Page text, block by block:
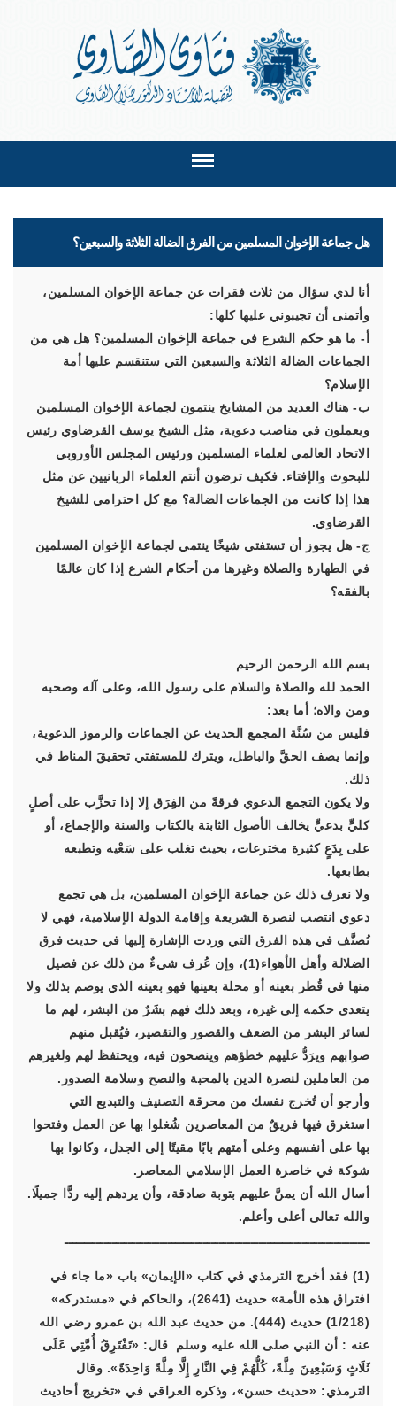
هل جماعة الإخوان المسلمين من الفرق الضالة الثلاثة والسبعين؟
أنا لدي سؤال من ثلاث فقرات عن جماعة الإخوان المسلمين،
وأتمنى أن تجيبوني عليها كلها:
أ- ما هو حكم الشرع في جماعة الإخوان المسلمين؟ هل هي من
الجماعات الضالة الثلاثة والسبعين التي ستنقسم عليها أمة
الإسلام؟
ب- هناك العديد من المشايخ ينتمون لجماعة الإخوان المسلمين
ويعملون في مناصب دعوية، مثل الشيخ يوسف القرضاوي رئيس
الاتحاد العالمي لعلماء المسلمين ورئيس المجلس الأوروبي
للبحوث والإفتاء. فكيف ترضون أنتم العلماء الربانيين عن مثل
هذا إذا كانت من الجماعات الضالة؟ مع كل احترامي للشيخ
القرضاوي.
ج- هل يجوز أن تستفتي شيخًا ينتمي لجماعة الإخوان المسلمين
في الطهارة والصلاة وغيرها من أحكام الشرع إذا كان عالمًا
بالفقه؟
بسم الله الرحمن الرحيم
الحمد لله والصلاة والسلام على رسول الله، وعلى آله وصحبه
ومن والاه؛ أما بعد:
فليس من سُنَّة المجمع الحديث عن الجماعات والرموز الدعوية،
وإنما يصف الحقَّ والباطل، ويترك للمستفتي تحقيقَ المناط في
ذلك.
ولا يكون التجمع الدعوي فرقةً من الفِرَق إلا إذا تحزَّب على أصلٍ
كليٍّ بدعيٍّ يخالف الأصول الثابتة بالكتاب والسنة والإجماع، أو
على بِدَعٍ كثيرة مخترعات، بحيث تغلب على سَعْيه وتطبعه
بطابعها.
ولا نعرف ذلك عن جماعة الإخوان المسلمين، بل هي تجمع
دعوي انتصب لنصرة الشريعة وإقامة الدولة الإسلامية، فهي لا
تُصنَّف في هذه الفرق التي وردت الإشارة إليها في حديث فرق
الضلالة وأهل الأهواء(1)، وإن عُرف شيءٌ من ذلك عن فصيل
منها في قُطر بعينه أو محلة بعينها فهو بعينه الذي يوصم بذلك ولا
يتعدى حكمه إلى غيره، وبعد ذلك فهم بشَرٌ من البشر، لهم ما
لسائر البشر من الضعف والقصور والتقصير، فيُقبل منهم
صوابهم ويرَدُّ عليهم خطؤهم وينصحون فيه، ويحتفظ لهم ولغيرهم
من العاملين لنصرة الدين بالمحبة والنصح وسلامة الصدور.
وأرجو أن تُخرج نفسك من محرقة التصنيف والتبديع التي
استغرق فيها فريقٌ من المعاصرين شُغلوا بها عن العمل وفتحوا
بها على أنفسهم وعلى أمتهم بابًا مقيتًا إلى الجدل، وكانوا بها
شوكة في خاصرة العمل الإسلامي المعاصر.
أسال الله أن يمنَّ عليهم بتوبة صادقة، وأن يردهم إليه ردًّا جميلًا.
والله تعالى أعلى وأعلم.
ـــــــــــــــــــــــــــــــــــــــــــــــــــــــــــــــــــــــــــــ
(1) فقد أخرج الترمذي في كتاب «الإيمان» باب «ما جاء في
افتراق هذه الأمة» حديث (2641)، والحاكم في «مستدركه»
(1/218) حديث (444). من حديث عبد الله بن عمرو رضي الله
عنه : أن النبي صلى الله عليه وسلم قال: «تَفْتَرِقُ أُمَّتِي عَلَى
ثَلَاثٍ وَسَبْعِينَ مِلَّةً، كُلُّهُمْ فِي النَّارِ إِلَّا مِلَّةً وَاحِدَةً». وقال
الترمذي: «حديث حسن»، وذكره العراقي في «تخريج أحاديث